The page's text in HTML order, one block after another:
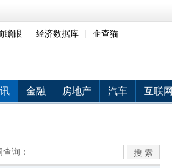
瞻眼 经济数据库 企查猫
金融 房地产 汽车 互联网
询：